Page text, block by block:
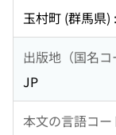
玉村町 (群馬県
出版地（国名コ
JP
本文の言語コー